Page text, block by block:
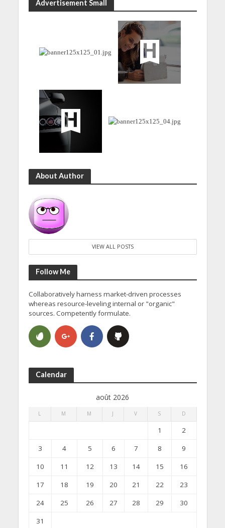
Advertisement Small
About Author
VIEW ALL POSTS
Follow Me
Collaboratively harness market-driven processes
whereas resource-leveling internal or "organic"
sources. Competently formulate.
Calendar
août 2026
L M M J V S D
1
2
3
4 5 6 7 8
9
10
11 12 13 14 15
16
17
18 19 20 21 22
23
24
25 26 27 28 29
30
31